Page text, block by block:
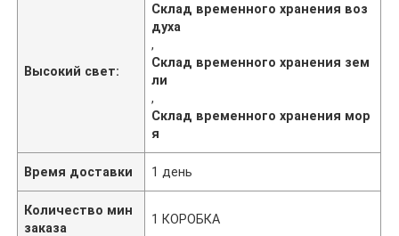
Высокий свет:
Склад временного хранения воз
духа
,
Склад временного хранения зем
ли
,
Склад временного хранения мор
я
Время доставки 1 день
Количество мин
заказа
1 КОРОБКА